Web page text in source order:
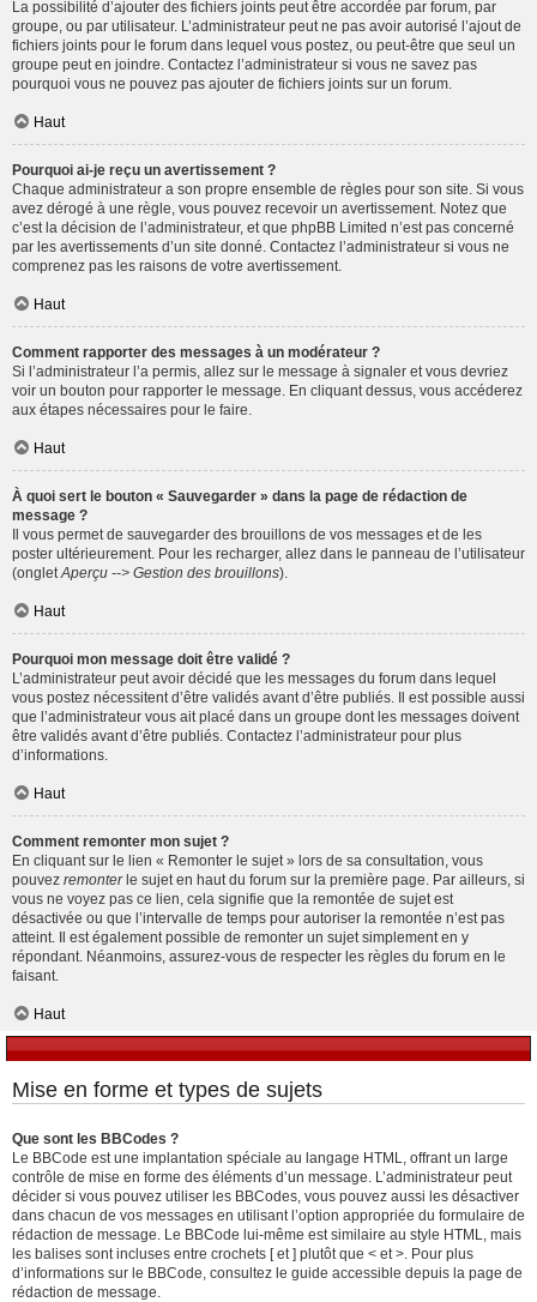
La possibilité d’ajouter des fichiers joints peut être accordée par forum, par
groupe, ou par utilisateur. L’administrateur peut ne pas avoir autorisé l’ajout de
fichiers joints pour le forum dans lequel vous postez, ou peut-être que seul un
groupe peut en joindre. Contactez l’administrateur si vous ne savez pas
pourquoi vous ne pouvez pas ajouter de fichiers joints sur un forum.
Haut
Pourquoi ai-je reçu un avertissement ?
Chaque administrateur a son propre ensemble de règles pour son site. Si vous
avez dérogé à une règle, vous pouvez recevoir un avertissement. Notez que
c’est la décision de l’administrateur, et que phpBB Limited n’est pas concerné
par les avertissements d’un site donné. Contactez l’administrateur si vous ne
comprenez pas les raisons de votre avertissement.
Haut
Comment rapporter des messages à un modérateur ?
Si l’administrateur l’a permis, allez sur le message à signaler et vous devriez
voir un bouton pour rapporter le message. En cliquant dessus, vous accéderez
aux étapes nécessaires pour le faire.
Haut
À quoi sert le bouton « Sauvegarder » dans la page de rédaction de
message ?
Il vous permet de sauvegarder des brouillons de vos messages et de les
poster ultérieurement. Pour les recharger, allez dans le panneau de l’utilisateur
(onglet Aperçu --> Gestion des brouillons).
Haut
Pourquoi mon message doit être validé ?
L’administrateur peut avoir décidé que les messages du forum dans lequel
vous postez nécessitent d’être validés avant d’être publiés. Il est possible aussi
que l’administrateur vous ait placé dans un groupe dont les messages doivent
être validés avant d’être publiés. Contactez l’administrateur pour plus
d’informations.
Haut
Comment remonter mon sujet ?
En cliquant sur le lien « Remonter le sujet » lors de sa consultation, vous
pouvez remonterle sujet en haut du forum sur la première page. Par ailleurs, si
vous ne voyez pas ce lien, cela signifie que la remontée de sujet est
désactivée ou que l’intervalle de temps pour autoriser la remontée n’est pas
atteint. Il est également possible de remonter un sujet simplement en y
répondant. Néanmoins, assurez-vous de respecter les règles du forum en le
faisant.
Haut
Mise en forme et types de sujets
Que sont les BBCodes ?
Le BBCode est une implantation spéciale au langage HTML, offrant un large
contrôle de mise en forme des éléments d’un message. L’administrateur peut
décider si vous pouvez utiliser les BBCodes, vous pouvez aussi les désactiver
dans chacun de vos messages en utilisant l’option appropriée du formulaire de
rédaction de message. Le BBCode lui-même est similaire au style HTML, mais
les balises sont incluses entre crochets [ et ] plutôt que < et >. Pour plus
d’informations sur le BBCode, consultez le guide accessible depuis la page de
rédaction de message.